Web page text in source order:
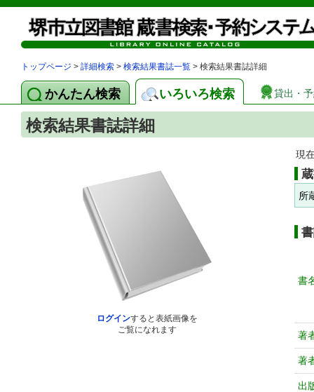
トップページ > 詳細検索 > 検索結果書誌一覧 > 検索結果書誌詳細
かんたん検索 いろいろ検索 貸出・
検索結果書誌詳細
ログインすると表紙画像を
ご覧になれます
現
所
書
著
著
出